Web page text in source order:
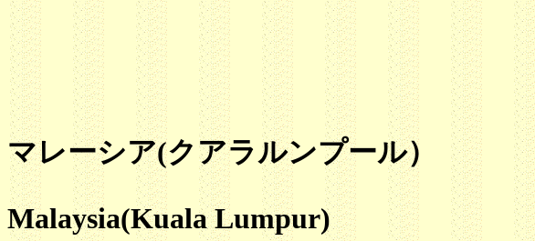
マレーシア(クアラルンプール）
Malaysia(Kuala Lumpur)